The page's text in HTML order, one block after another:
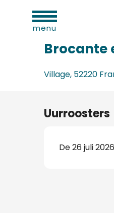
contenumenu
Home
Brocante
Village, 52220
Uurroosters
De 26 juli 2026